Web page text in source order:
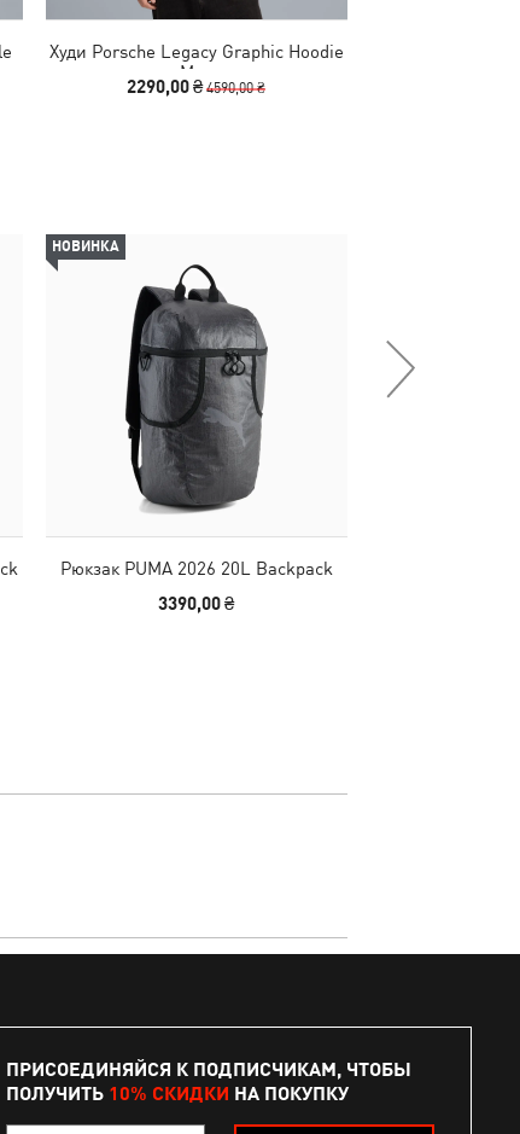
Худи Porsche Legacy Graphic Hoodie
Men
2290,00 ₴4590,00 ₴
НОВИНКА
Рюкзак PUMA 2026 20L Backpack
3390,00 ₴
ПРИСОЕДИНЯЙСЯ К ПОДПИСЧИКАМ, ЧТОБЫ
ПОЛУЧИТЬ 10% СКИДКИ НА ПОКУПКУ